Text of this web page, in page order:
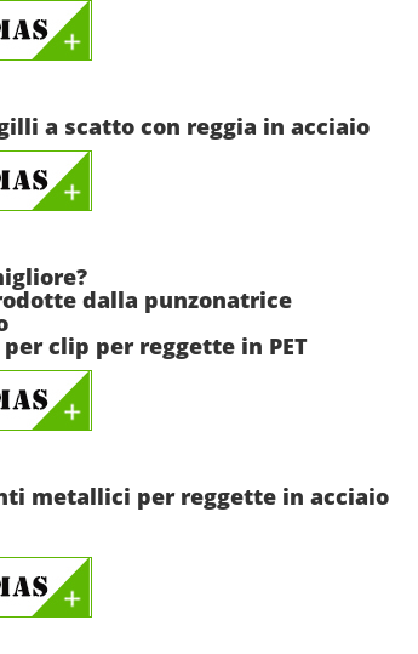
a scatto con reggia in acciaio
dalla punzonatrice
clip per reggette in PET
metallici per reggette in acciaio